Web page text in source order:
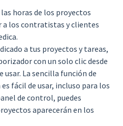
horas de los proyectos
a los contratistas y clientes
a tus proyectos y tareas,
con un solo clic desde
La sencilla función de
fácil de usar, incluso para los
de control, puedes
aparecerán en los